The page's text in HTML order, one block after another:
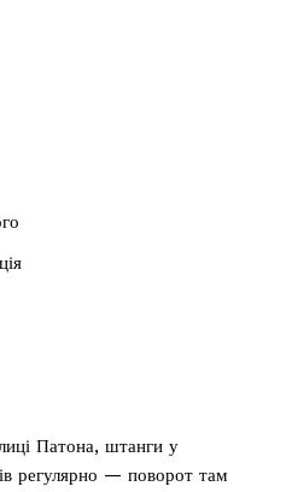
Патона, штанги у
регулярно — поворот там